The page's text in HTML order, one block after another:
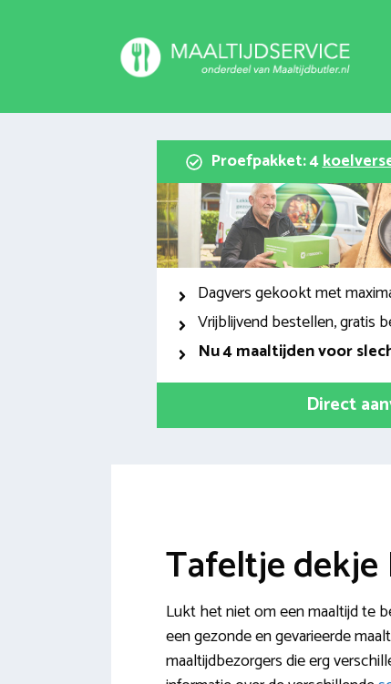
Proefpakket: 4
Dagvers gekookt met
Vrijblijvend bestellen, gratis
Nu4 maaltijden voor
Direct
Tafeltje dekje
Lukt het niet om een maaltijd te
een gezonde en gevarieerde
maaltijdbezorgers die erg